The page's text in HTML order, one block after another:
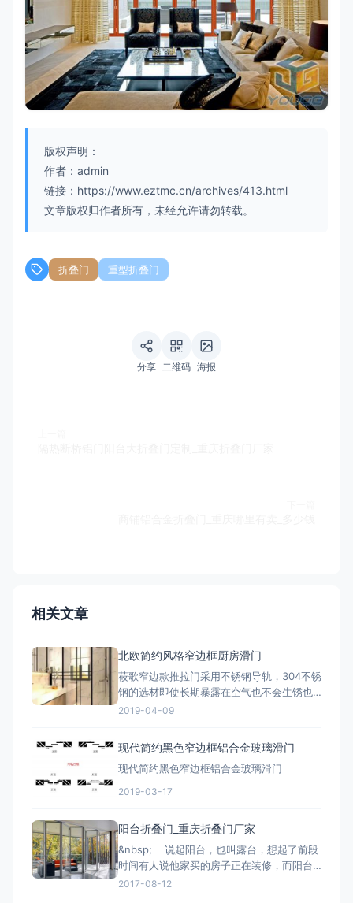
版权声明：
作者：admin
链接：https://www.eztmc.cn/archives/413.html
文章版权归作者所有，未经允许请勿转载。
折叠门 重型折叠门
分享 二维码 海报
相关文章
北欧简约风格窄边框厨房滑门
莜歌窄边款推拉门采用不锈钢导轨，304不锈
钢的选材即使长期暴露在空气也不会生锈也
不会变形，配合防脱轨特制下滑轮，上定位
框推拉门的拉手设计是一个特色，采用拉手
一体定制单点锁，简约清晰，不复杂，又可
以防盗。
2019-04-09
现代简约黑色窄边框铝合金玻璃滑门
现代简约黑色窄边框铝合金玻璃滑门
2019-03-17
阳台折叠门_重庆折叠门厂家
&nbsp; 说起阳台，也叫露台，想起了前段
时间有人说他家买的房子正在装修，而阳台
门选择不好了，老婆要买铝合金玻璃折叠
2017-08-12